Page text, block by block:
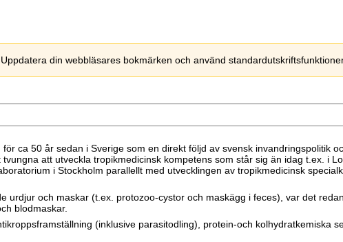
din webbläsares bokmärken och använd
ca 50 år sedan i Sverige som en direkt följd av svensk invandringspolitik
att utveckla tropikmedicinsk kompetens som står sig än idag t.ex. i
i Stockholm parallellt med utvecklingen av tropikmedicinsk
och maskar (t.ex. protozoo-cystor och maskägg i feces), var det
blodmaskar.
(inklusive parasitodling), protein-och kolhydratkemiska